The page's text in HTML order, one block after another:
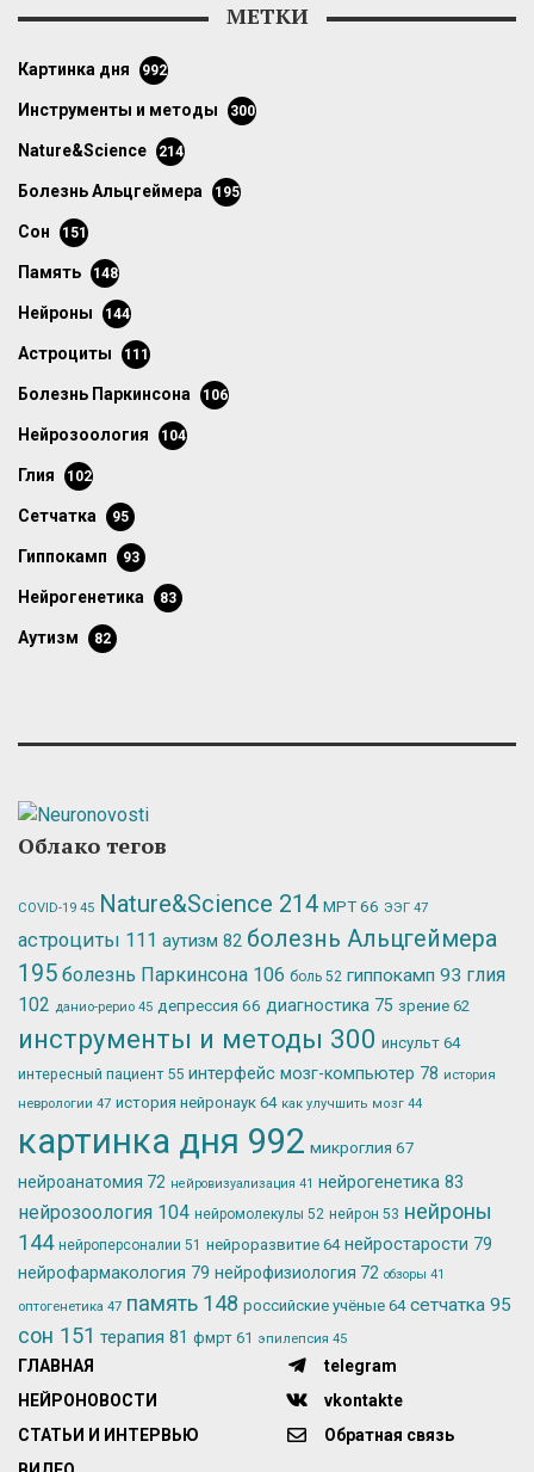
МЕТКИ
картинка дня 992
инструменты и методы 300
Nature&Science 214
болезнь Альцгеймера 195
сон 151
память 148
нейроны 144
астроциты 111
болезнь Паркинсона 106
нейрозоология 104
глия 102
сетчатка 95
гиппокамп 93
нейрогенетика 83
аутизм 82
Облако тегов
COVID-19 45 Nature&Science 214 МРТ66 ЭЭГ 47
астроциты 111 аутизм 82 болезнь Альцгеймера
195 болезнь Паркинсона 106 боль 52 гиппокамп 93 глия
102 данио-рерио 45 депрессия 66 диагностика 75 зрение 62
инструменты и методы 300 инсульт 64
интересный пациент 55 интерфейс мозг-компьютер 78 история
неврологии 47 история нейронаук 64 как улучшить мозг 44
картинка дня 992 микроглия 67
нейроанатомия 72 нейровизуализация 41 нейрогенетика 83
нейрозоология 104 нейромолекулы 52 нейрон 53 нейроны
144 нейроперсоналии 51 нейроразвитие 64 нейростарости 79
нейрофармакология 79 нейрофизиология 72 обзоры 41
оптогенетика 47 память 148 российские учёные 64 сетчатка 95
сон 151 терапия 81 фмрт 61 эпилепсия 45
ГЛАВНАЯ
НЕЙРОНОВОСТИ
СТАТЬИ И ИНТЕРВЬЮ
telegram
vkontakte
Обратная связь